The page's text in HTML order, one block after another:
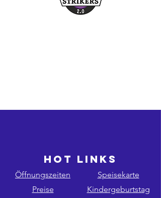
HOT LINKS
Öffnungszeiten
Preise
Speisekarte
Kindergeburtstag